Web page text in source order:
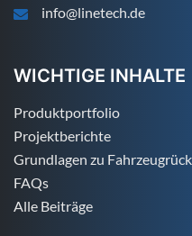
info@linetech.de
WICHTIGE INHALTE
Produktportfolio
Projektberichte
Grundlagen zu
FAQs
Alle Beiträge